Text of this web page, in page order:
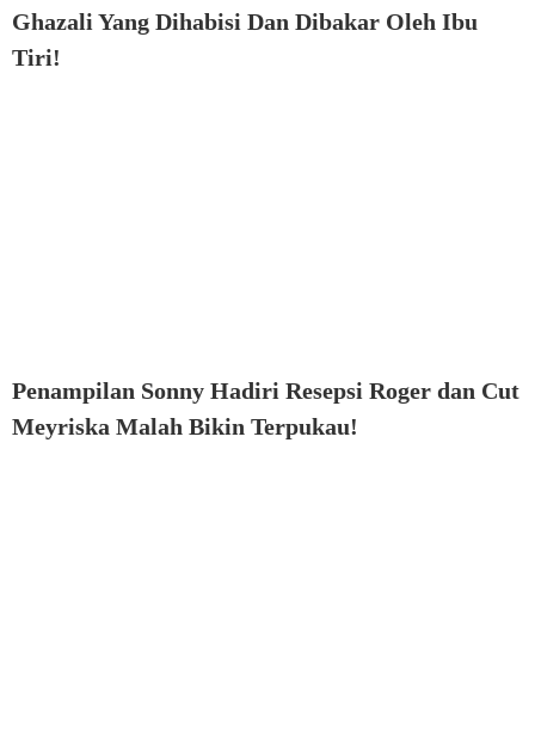
Ghazali Yang Dihabisi Dan Dibakar Oleh Ibu
Tiri!
Penampilan Sonny Hadiri Resepsi Roger dan Cut
Meyriska Malah Bikin Terpukau!